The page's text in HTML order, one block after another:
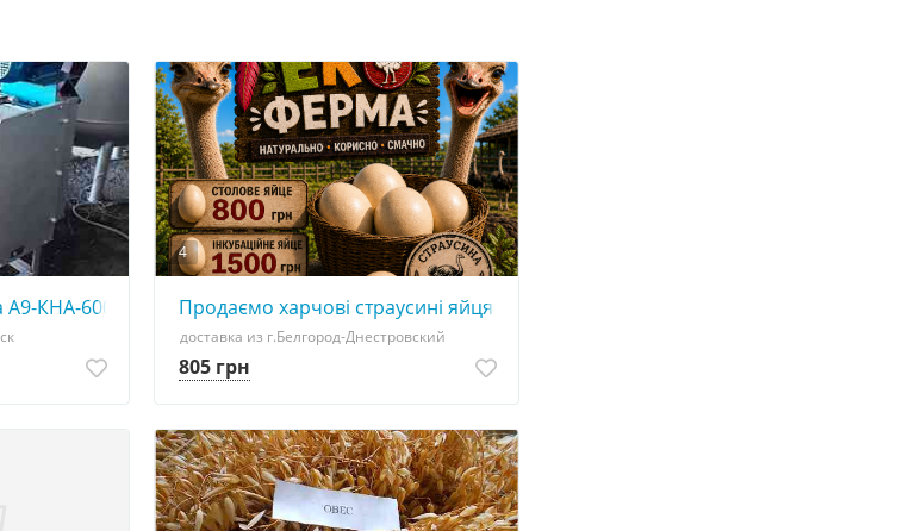
КНА-600 (морковь, картофель, свекла)
4
Продаємо харчові страусині яйця (805 грн) та порожні страусині яйця (290 грн)
доставка из г.Белгород-Днестровский
805 грн